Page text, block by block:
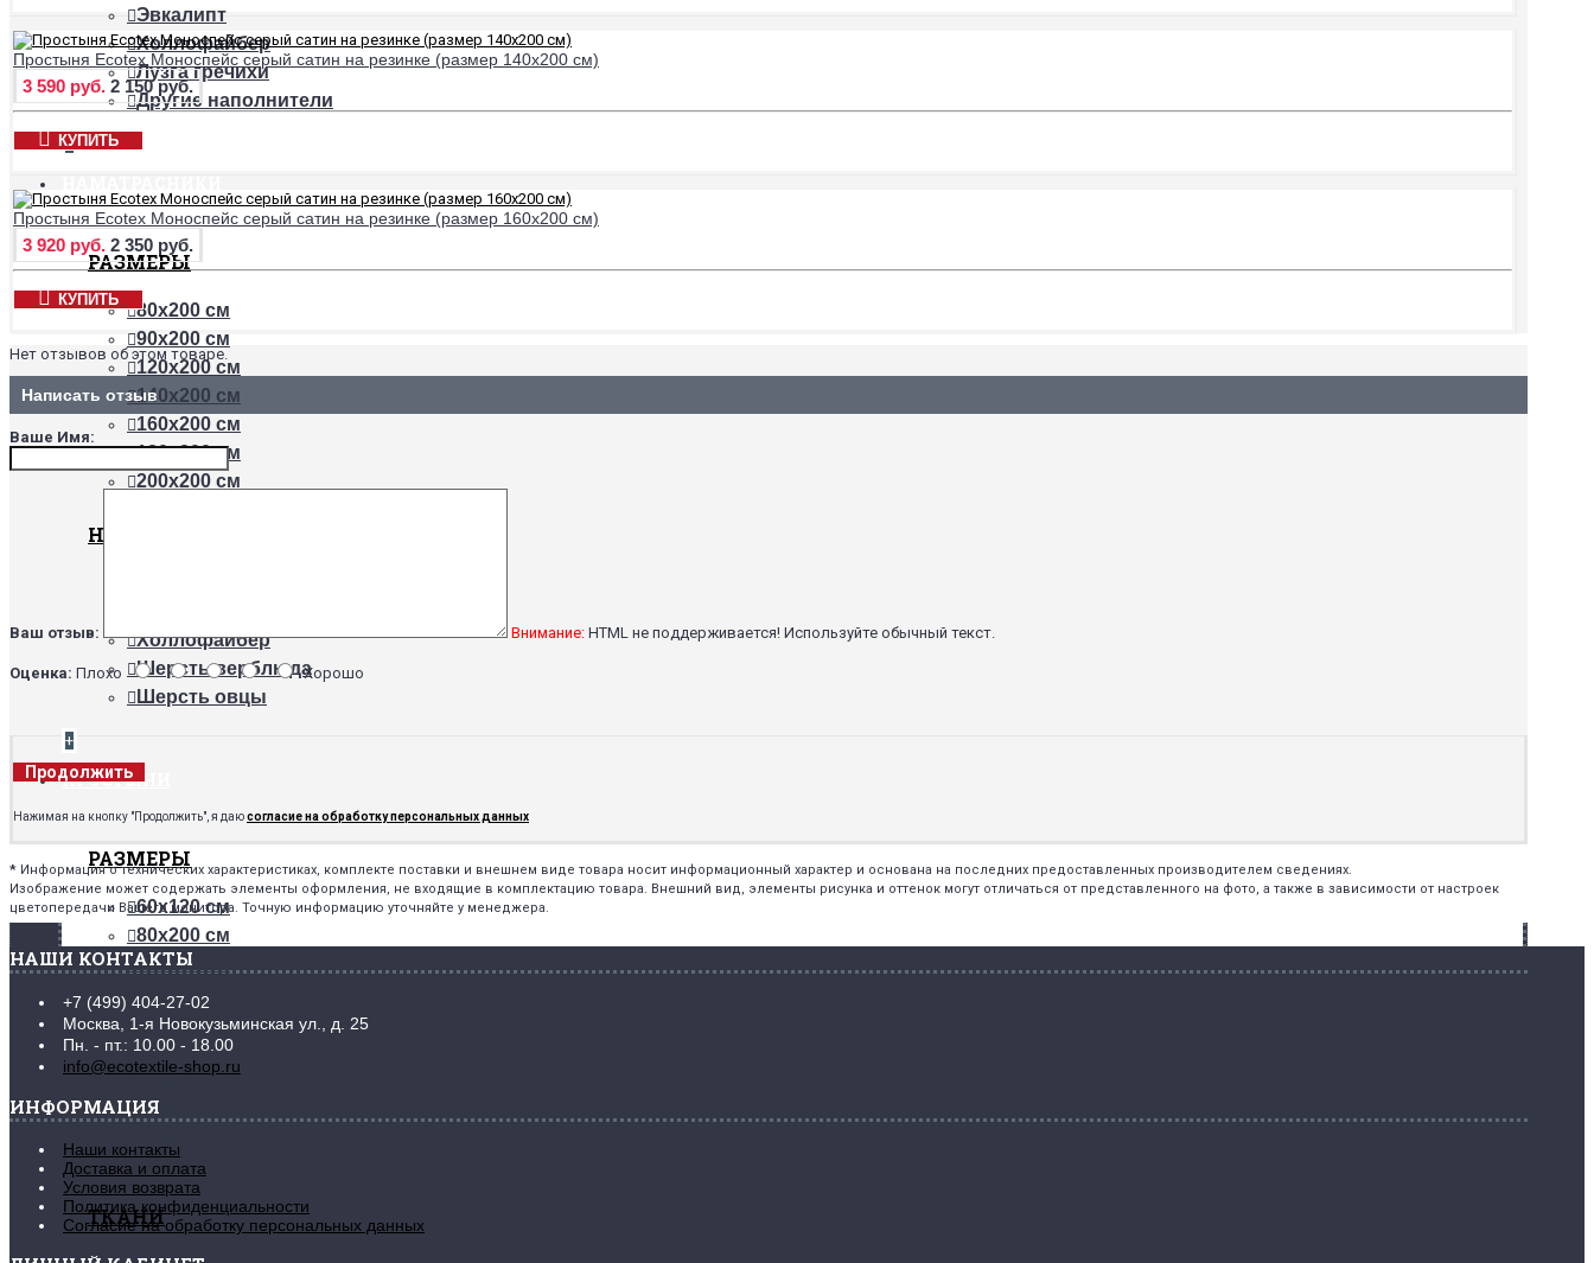
Эвкалипт
Холлофайбер
Лузга гречихи
Другие наполнители
+
РАЗМЕРЫ
80х200 см
90х200 см
120х200 см
140х200 см
160х200 см
180х200 см
200х200 см
НАПОЛНИТЕЛИ
Холлофайбер
Шерсть верблюда
Шерсть овцы
+
ПРОСТЫНИ
РАЗМЕРЫ
60х120 см
80х200 см
90х200 см
120х200 см
140х200 см
150х215 см
160х200 см
180х200 см
220х240 см
ТКАНИ
Простыня Ecotex Моноспейс серый сатин на резинке (размер 140х200 см)
3 590 руб. 2 150 руб.
КУПИТЬ
Простыня Ecotex Моноспейс серый сатин на резинке (размер 160х200 см)
3 920 руб. 2 350 руб.
КУПИТЬ
Нет отзывов об этом товаре.
Написать отзыв
Ваше Имя:
Ваш отзыв: Внимание: HTML не поддерживается! Используйте обычный текст.
Оценка: Плохо Хорошо
Продолжить
Нажимая на кнопку "Продолжить", я даюсогласие на обработку персональных данных
* Информация о технических характеристиках, комплекте поставки и внешнем виде товара носит информационный характер и основана на последних предоставленных производителем сведениях.
Изображение может содержать элементы оформления, не входящие в комплектацию товара. Внешний вид, элементы рисунка и оттенок могут отличаться от представленного на фото, а также в зависимости от настроек
цветопередачи Вашего монитора. Точную информацию уточняйте у менеджера.
НАШИ КОНТАКТЫ
+7 (499) 404-27-02
Москва, 1-я Новокузьминская ул., д. 25
Пн. - пт.: 10.00 - 18.00
info@ecotextile-shop.ru
ИНФОРМАЦИЯ
Наши контакты
Доставка и оплата
Условия возврата
Политика конфиденциальности
Согласие на обработку персональных данных